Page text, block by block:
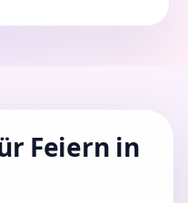
Feiern in